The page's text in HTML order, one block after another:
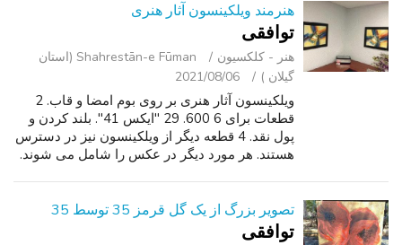
هنرمند ویلکینسون آثار هنری
توافقی
هنر - کلکسیون
Shahrestān-e Fūman (استان
گیلان )
2021/08/06
ویلکینسون آثار هنری بر روی بوم امضا و قاب. 2
قطعات برای 6 600. 29 "ایکس 41". بلند کردن و
پول نقد. 4 قطعه دیگر از ویلکینسون نیز در دسترس
هستند. هر مورد دیگر در عکس را شامل می شوند.
تصویر بزرگ از یک گل قرمز 35 توسط 35
توافقی